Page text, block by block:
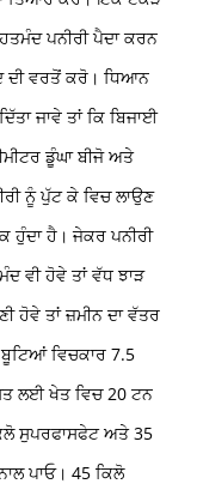
ਪਨੀਰੀ ਪੈਦਾ ਕਰਨ
ਦੀ ਵਰਤੋਂ ਕਰੋ। ਧਿਆਨ
ਜਾਵੇ ਤਾਂ ਕਿ ਬਿਜਾਈ
ਡੂੰਘਾ ਬੀਜੋ ਅਤੇ
ਨੂੰ ਪੁੱਟ ਕੇ ਵਿਚ ਲਾਉਣ
ਹੁੰਦਾ ਹੈ। ਜੇਕਰ ਪਨੀਰੀ
ਵੀ ਹੋਵੇ ਤਾਂ ਵੱਧ ਝਾੜ
ਹੋਵੇ ਤਾਂ ਜ਼ਮੀਨ ਦਾ ਵੱਤਰ
ਵਿਚਕਾਰ 7.5
ਲਈ ਖੇਤ ਵਿਚ 20 ਟਨ
ਸੁਪਰਫਾਸਫੇਟ ਅਤੇ 35
ਪਾਓ। 45 ਕਿਲੋ